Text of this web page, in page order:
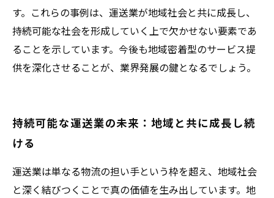
す。これらの事例は、運送業が地域社会と共に成長し、
持続可能な社会を形成していく上で欠かせない要素であ
ることを示しています。今後も地域密着型のサービス提
供を深化させることが、業界発展の鍵となるでしょう。
持続可能な運送業の未来：地域と共に成長し続
ける
運送業は単なる物流の担い手という枠を超え、地域社会
と深く結びつくことで真の価値を生み出しています。地